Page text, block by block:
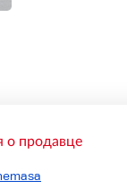
о продавце